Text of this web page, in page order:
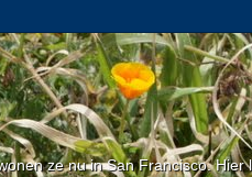
ze nu in San Francisco. Hier